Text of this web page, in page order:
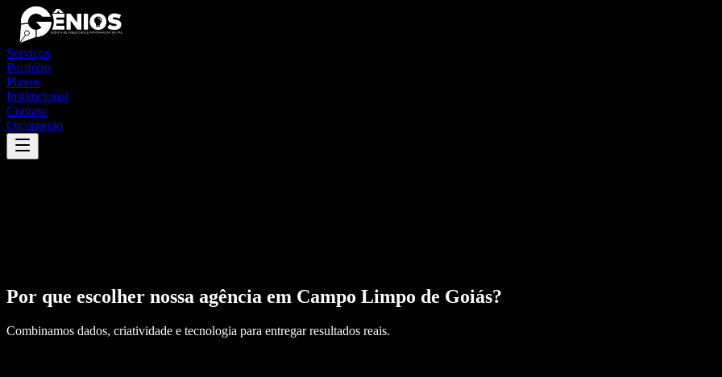
Serviços
Portfólio
Planos
Institucional
Contato
Orçamento
Por que escolher nossa agência em Campo Limpo de Goiás?
Combinamos dados, criatividade e tecnologia para entregar resultados reais.